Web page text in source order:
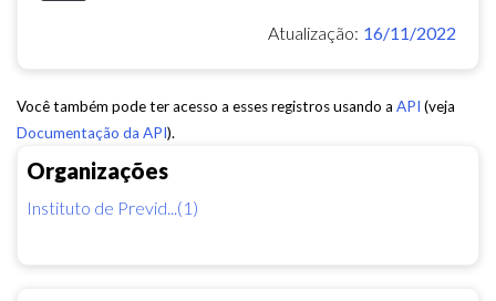
Organizações
Instituto de Previd...(1)
Atualização: 16/11/2022
Você também pode ter acesso a esses registros usando a API (veja
Documentação da API).